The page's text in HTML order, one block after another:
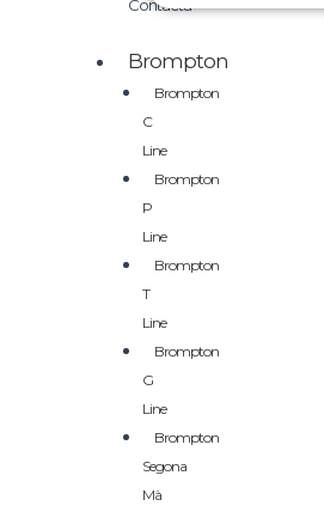
Contacta
Brompton
Brompton
C
Line
Brompton
P
Line
Brompton
T
Line
Brompton
G
Line
Brompton
Segona
Mà